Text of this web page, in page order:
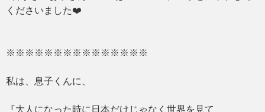
くださいました❤️
※※※※※※※※※※※※※※※
私は、息子くんに、
『大人になった時に日本だけじゃなく世界を見て、